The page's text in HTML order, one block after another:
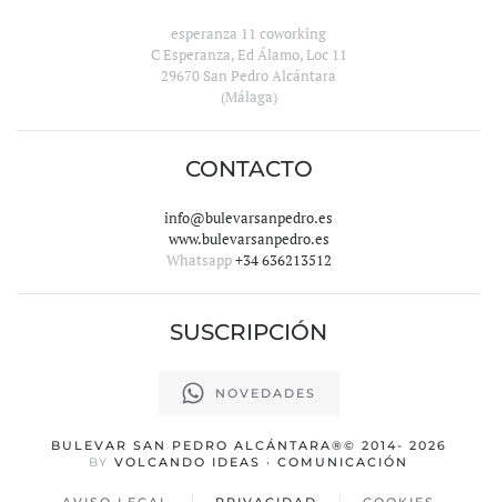
esperanza 11 coworking
C Esperanza, Ed Álamo, Loc 11
29670 San Pedro Alcántara
(Málaga)
CONTACTO
info@bulevarsanpedro.es
www.bulevarsanpedro.es
Whatsapp+34 636213512
SUSCRIPCIÓN
NOVEDADES
BULEVAR SAN PEDRO ALCÁNTARA®© 2014- 2026
BY VOLCANDO IDEAS · COMUNICACIÓN